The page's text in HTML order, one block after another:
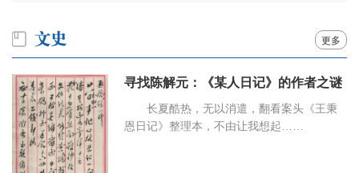
更多
寻找陈解元：《某人日记》的作者之谜
长夏酷热，无以消遣，翻看案头《王秉
恩日记》整理本，不由让我想起……